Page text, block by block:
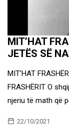
MIT’HAT
JETËS SË
MIT’HAT
FRASHËRIT O
njeriu të math që
22/10/2021